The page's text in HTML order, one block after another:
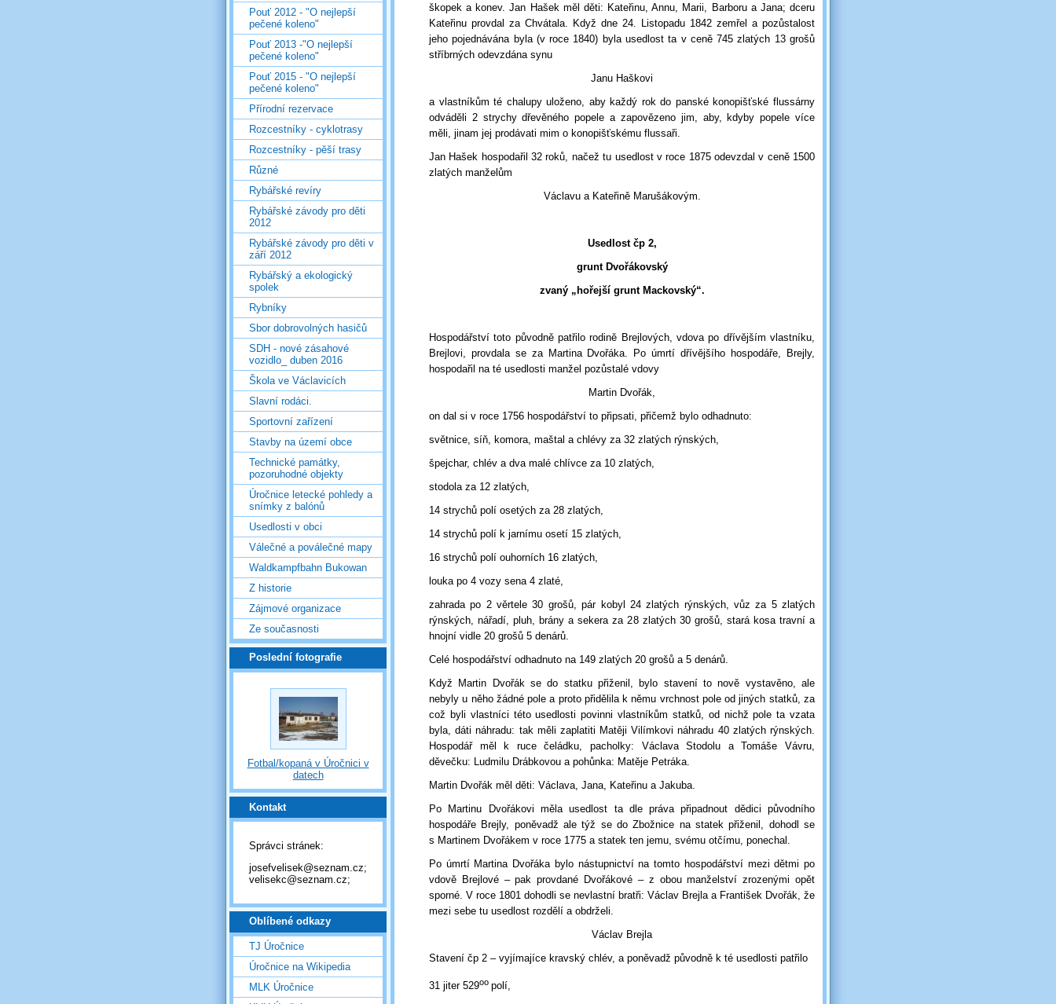
škopek a konev. Jan Hašek měl děti: Kateřinu, Annu, Marii, Barboru a Jana; dceru
Kateřinu provdal za Chvátala. Když dne 24. Listopadu 1842 zemřel a pozůstalost
jeho pojednávána byla (v roce 1840) byla usedlost ta v ceně 745 zlatých 13 grošů
stříbrných odevzdána synu
Janu Haškovi
a vlastníkům té chalupy uloženo, aby každý rok do panské konopišťské flussárny
odváděli 2 strychy dřevěného popele a zapovězeno jim, aby, kdyby popele více
měli, jinam jej prodávati mim o konopišťskému flussaři.
Jan Hašek hospodařil 32 roků, načež tu usedlost v roce 1875 odevzdal v ceně 1500
zlatých manželům
Václavu a Kateřině Marušákovým.
Usedlost čp 2,
grunt Dvořákovský
zvaný „hořejší grunt Mackovský“.
Hospodářství toto původně patřilo rodině Brejlových, vdova po dřívějším vlastníku,
Brejlovi, provdala se za Martina Dvořáka. Po úmrtí dřívějšího hospodáře, Brejly,
hospodařil na té usedlosti manžel pozůstalé vdovy
Martin Dvořák,
on dal si v roce 1756 hospodářství to připsati, přičemž bylo odhadnuto:
světnice, síň, komora, maštal a chlévy za 32 zlatých rýnských,
špejchar, chlév a dva malé chlívce za 10 zlatých,
stodola za 12 zlatých,
14 strychů polí osetých za 28 zlatých,
14 strychů polí k jarnímu osetí 15 zlatých,
16 strychů polí ouhorních 16 zlatých,
louka po 4 vozy sena 4 zlaté,
zahrada po 2 věrtele 30 grošů, pár kobyl 24 zlatých rýnských, vůz za 5 zlatých
rýnských, nářadí, pluh, brány a sekera za 28 zlatých 30 grošů, stará kosa travní a
hnojní vidle 20 grošů 5 denárů.
Celé hospodářství odhadnuto na 149 zlatých 20 grošů a 5 denárů.
Když Martin Dvořák se do statku přiženil, bylo stavení to nově vystavěno, ale
nebyly u něho žádné pole a proto přidělila k němu vrchnost pole od jiných statků, za
což byli vlastníci této usedlosti povinni vlastníkům statků, od nichž pole ta vzata
byla, dáti náhradu: tak měli zaplatiti Matěji Vilímkovi náhradu 40 zlatých rýnských.
Hospodář měl k ruce čeládku, pacholky: Václava Stodolu a Tomáše Vávru,
děvečku: Ludmilu Drábkovou a pohůnka: Matěje Petráka.
Martin Dvořák měl děti: Václava, Jana, Kateřinu a Jakuba.
Po Martinu Dvořákovi měla usedlost ta dle práva připadnout dědici původního
hospodáře Brejly, poněvadž ale týž se do Zbožnice na statek přiženil, dohodl se
s Martinem Dvořákem v roce 1775 a statek ten jemu, svému otčímu, ponechal.
Po úmrtí Martina Dvořáka bylo nástupnictví na tomto hospodářství mezi dětmi po
vdově Brejlové – pak provdané Dvořákové – z obou manželství zrozenými opět
sporné. V roce 1801 dohodli se nevlastní bratři: Václav Brejla a František Dvořák, že
mezi sebe tu usedlost rozdělí a obdrželi.
Václav Brejla
Stavení čp 2 – vyjímajíce kravský chlév, a poněvadž původně k té usedlosti patřilo
31 jiter 529oo polí,
Pouť 2012 - "O nejlepší
pečené koleno"
Pouť 2013 -"O nejlepší
pečené koleno"
Pouť 2015 - "O nejlepší
pečené koleno"
Přírodní rezervace
Rozcestníky - cyklotrasy
Rozcestníky - pěší trasy
Různé
Rybářské revíry
Rybářské závody pro děti
2012
Rybářské závody pro děti v
září 2012
Rybářský a ekologický
spolek
Rybníky
Sbor dobrovolných hasičů
SDH - nové zásahové
vozidlo_ duben 2016
Škola ve Václavicích
Slavní rodáci.
Sportovní zařízení
Stavby na území obce
Technické památky,
pozoruhodné objekty
Úročnice letecké pohledy a
snímky z balónů
Usedlosti v obci
Válečné a poválečné mapy
Waldkampfbahn Bukowan
Z historie
Zájmové organizace
Ze současnosti
Poslední fotografie
Fotbal/kopaná v Úročnici v
datech
Kontakt
Správci stránek:
josefvelisek@seznam.cz;
velisekc@seznam.cz;
Oblíbené odkazy
TJ Úročnice
Úročnice na Wikipedia
MLK Úročnice